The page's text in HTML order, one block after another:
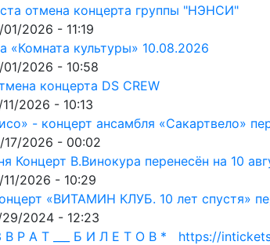
отмена концерта группы "НЭНСИ"
2026 - 11:19
«Комната культуры» 10.08.2026
01/2026 - 10:58
концерта DS CREW
2026 - 10:13
- концерт ансамбля «Сакартвело»
17/2026 - 00:02
Концерт В.Винокура перенесён на 10
11/2026 - 10:29
«ВИТАМИН КЛУБ. 10 лет спустя»
29/2024 - 12:23
В Р А Т ___ Б И Л Е Т О В * https://